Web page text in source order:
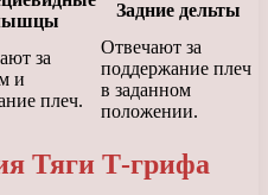
Задние дельты
за
и
плеч.
Отвечают за
поддержание плеч
в заданном
положении.
Тяги Т-грифа